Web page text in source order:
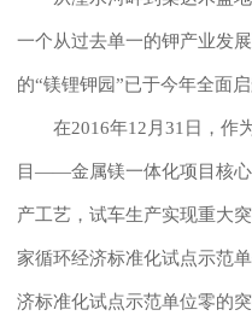
一个从过去单一的钾产业发
的“镁锂钾园”已于今年全面启
在2016年12月31日，作为
目——金属镁一体化项目核
产工艺，试车生产实现重大
家循环经济标准化试点示范
济标准化试点示范单位零的突